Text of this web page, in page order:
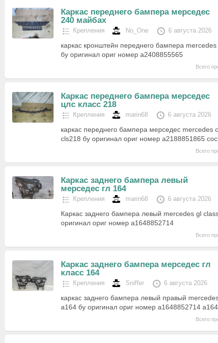
Каркас переднего бампера мерседес
240 майбах
Крепления No_One 6 августа 2026
каркас кронштейн переднего бампера
бу оригинал ориг номер a2408855565
Всего
Каркас переднего бампера мерседес
цлс класс 218
Крепления marin68 6 августа 2026
каркас переднего бампера мерседес mercedes
cls218 бу оригинал ориг номер a2188851865
Всего
Каркас заднего бампера левый
мерседес гл 164
Крепления marin68 6 августа 2026
Каркас заднего бампера левый mercedes gl
оригинал ориг номер a1648852714
Всего
Каркас заднего бампера мерседес гл
класс 164
Крепления Sniffer 6 августа 2026
каркас заднего бампера левый правый
a164 бу оригинал ориг номер a1648852714
Всего